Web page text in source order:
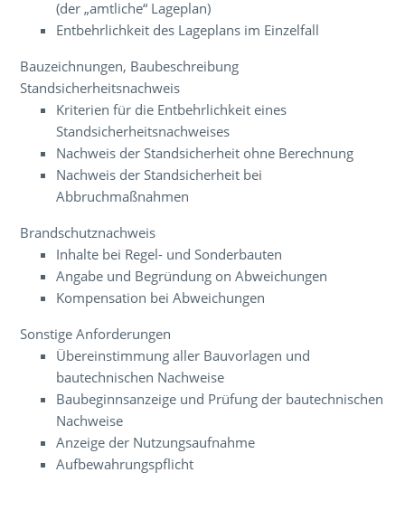
(der „amtliche“ Lageplan)
Entbehrlichkeit des Lageplans im Einzelfall
Bauzeichnungen, Baubeschreibung
Standsicherheitsnachweis
Kriterien für die Entbehrlichkeit eines
Standsicherheitsnachweises
Nachweis der Standsicherheit ohne Berechnung
Nachweis der Standsicherheit bei
Abbruchmaßnahmen
Brandschutznachweis
Inhalte bei Regel- und Sonderbauten
Angabe und Begründung on Abweichungen
Kompensation bei Abweichungen
Sonstige Anforderungen
Übereinstimmung aller Bauvorlagen und
bautechnischen Nachweise
Baubeginnsanzeige und Prüfung der bautechnischen
Nachweise
Anzeige der Nutzungsaufnahme
Aufbewahrungspflicht